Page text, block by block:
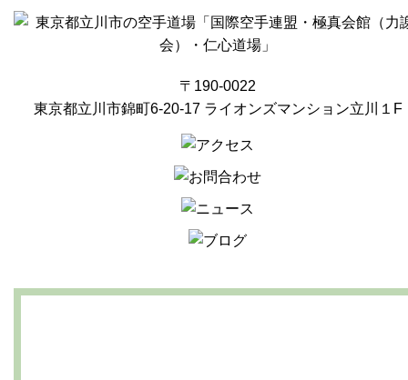
〒190-0022
東京都立川市錦町6-20-17 ライオンズマンション立川１F